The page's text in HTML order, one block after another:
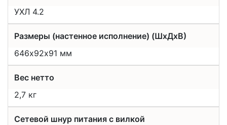
УХЛ 4.2
Размеры (настенное исполнение) (ШхДхВ)
646х92х91 мм
Вес нетто
2,7 кг
Сетевой шнур питания с вилкой